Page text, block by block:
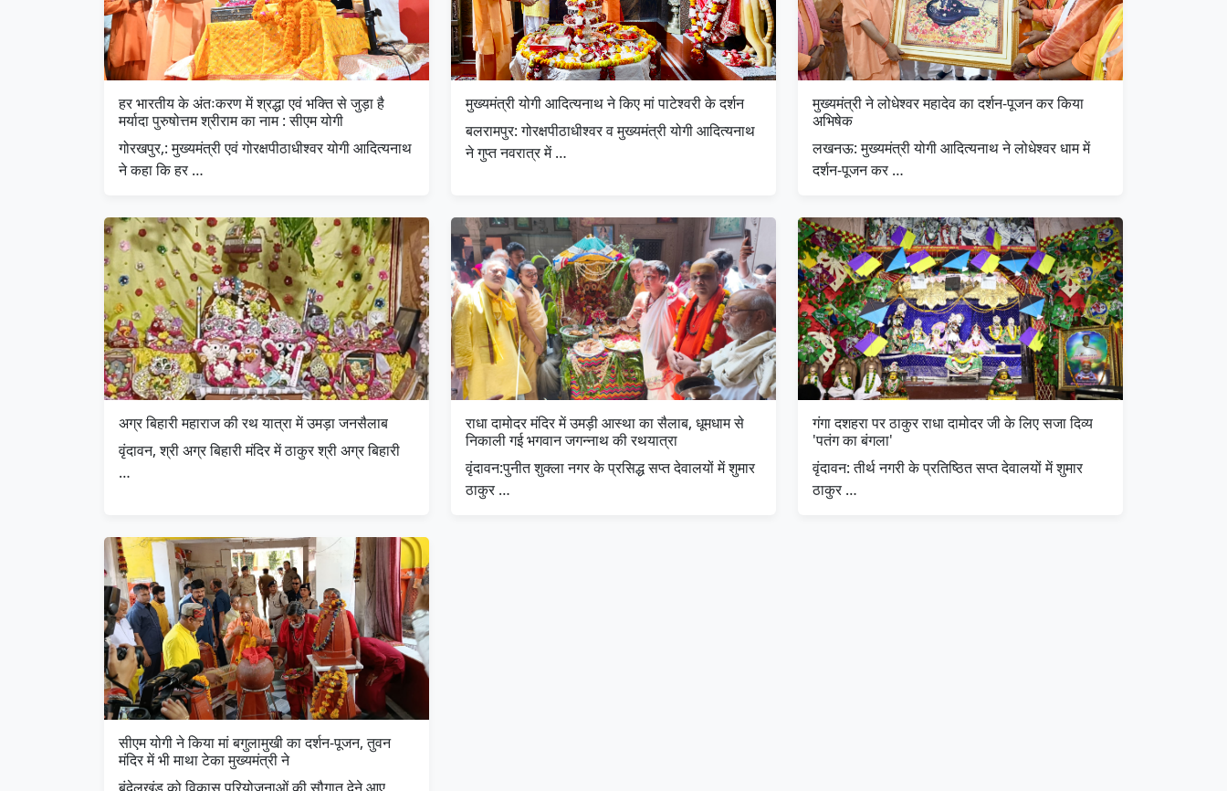
हर भारतीय के अंतःकरण में श्रद्धा एवं भक्ति से जुड़ा है
मर्यादा पुरुषोत्तम श्रीराम का नाम : सीएम योगी
गोरखपुर,: मुख्यमंत्री एवं गोरक्षपीठाधीश्वर योगी आदित्यनाथ
ने कहा कि हर …
मुख्यमंत्री योगी आदित्यनाथ ने किए मां पाटेश्वरी के दर्शन
बलरामपुर: गोरक्षपीठाधीश्वर व मुख्यमंत्री योगी आदित्यनाथ
ने गुप्त नवरात्र में …
मुख्यमंत्री ने लोधेश्वर महादेव का दर्शन-पूजन कर किया
अभिषेक
लखनऊ: मुख्यमंत्री योगी आदित्यनाथ ने लोधेश्वर धाम में
दर्शन-पूजन कर …
अग्र बिहारी महाराज की रथ यात्रा में उमड़ा जनसैलाब
वृंदावन, श्री अग्र बिहारी मंदिर में ठाकुर श्री अग्र बिहारी
…
राधा दामोदर मंदिर में उमड़ी आस्था का सैलाब, धूमधाम से
निकाली गई भगवान जगन्नाथ की रथयात्रा
​वृंदावन:पुनीत शुक्ला नगर के प्रसिद्ध सप्त देवालयों में शुमार
ठाकुर …
गंगा दशहरा पर ठाकुर राधा दामोदर जी के लिए सजा दिव्य
'पतंग का बंगला'
​वृंदावन: तीर्थ नगरी के प्रतिष्ठित सप्त देवालयों में शुमार
ठाकुर …
सीएम योगी ने किया मां बगुलामुखी का दर्शन-पूजन, तुवन
मंदिर में भी माथा टेका मुख्यमंत्री ने